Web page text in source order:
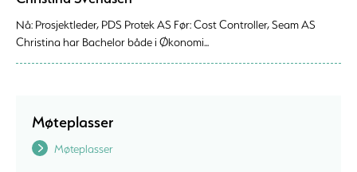
Nå: Prosjektleder, PDS Protek AS Før: Cost Controller, Seam AS
Christina har Bachelor både i Økonomi...
Møteplasser
Møteplasser